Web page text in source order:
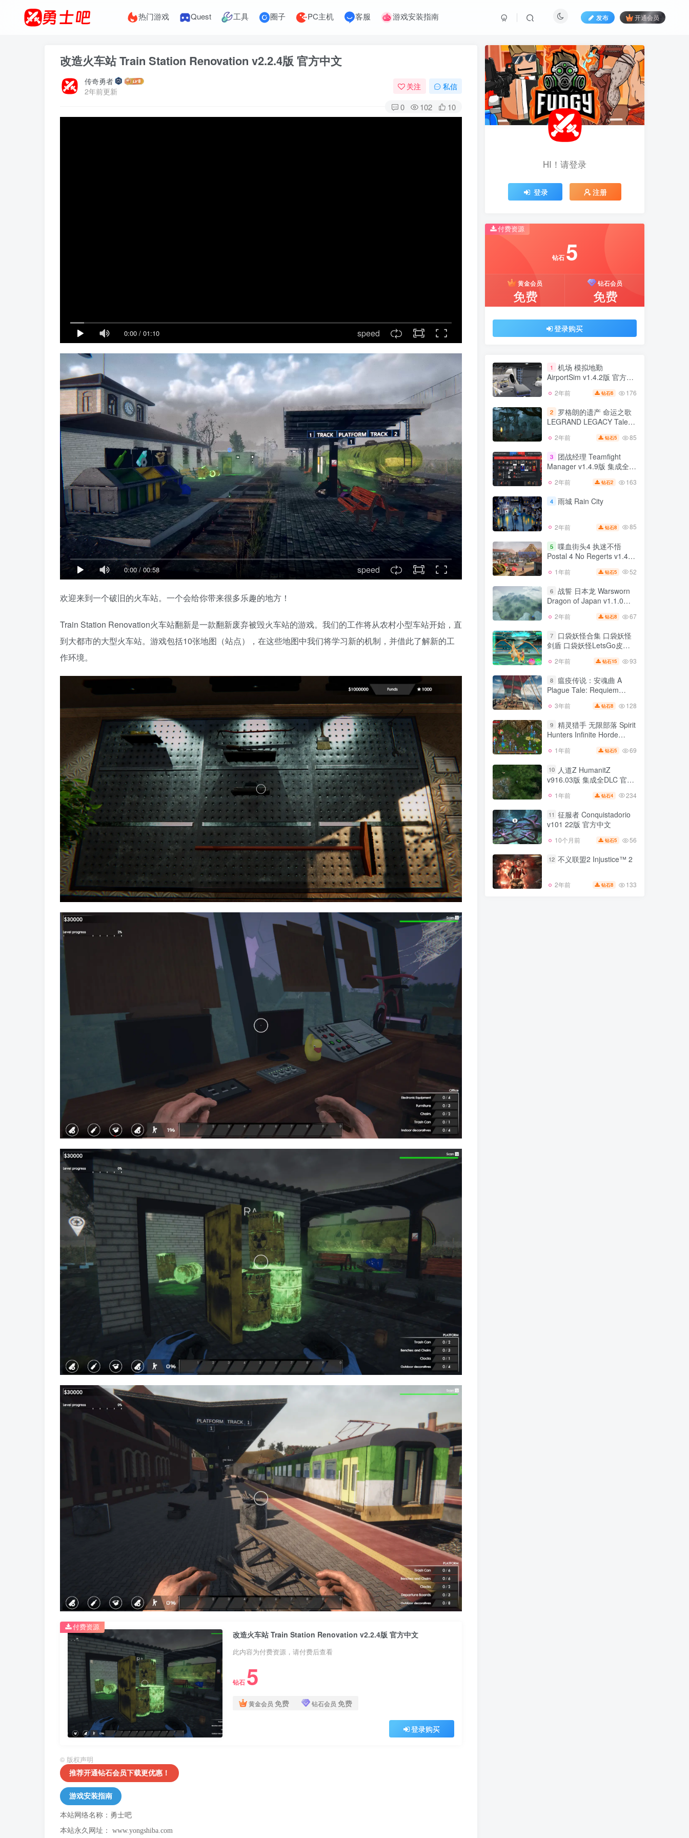
热门游戏 Quest 工具 圈子 PC主机 客服 游戏安装指南 发布 开通会员
改造火车站 Train Station Renovation v2.2.4版 官方中文
传奇勇者
2年前更新
关注 私信
0 102 10
0:00 / 01:10 speed
0:00/00:58 speed
欢迎来到一个破旧的火车站。一个会给你带来很多乐趣的地方！
Train Station Renovation火车站翻新是一款翻新废弃被毁火车站的游戏。我们的工作将从农村小型车站开始，直
到大都市的大型火车站。游戏包括10张地图（站点），在这些地图中我们将学习新的机制，并借此了解新的工
作环境。
改造火车站 Train Station Renovation v2.2.4版 官方中文
此内容为付费资源，请付费后查看
钻石 5
黄金会员 免费 钻石会员 免费
登录购买
付费资源
© 版权声明
推荐开通钻石会员下载更优惠！
游戏安装指南
本站网络名称：勇士吧
本站永久网址： www.yongshiba.com
HI！请登录
登录 注册
付费资源
钻石 5
黄金会员
免费
钻石会员
免费
登录购买
1
机场 模拟地勤
AirportSim v1.4.2版 官方中
2年前 钻石6 176
2
罗格朗的遗产 命运之歌
LEGRAND LEGACY Tale of
the Fatebounds
2年前 钻石5 85
3
团战经理 Teamfight
Manager v1.4.9版 集成全
2年前 钻石2 163
4 雨城 Rain City
2年前 钻石8 85
5 喋血街头4 执迷不悟
Postal 4 No Regerts v1.4.1
1年前 钻石5 52
6 战誓 日本龙 Warsworn
Dragon of Japan v1.1.0版
2年前 钻石8 67
7
口袋妖怪合集 口袋妖怪
剑盾 口袋妖怪LetsGo皮卡
丘伊布 PC模拟器版
2年前 钻石15 93
8 瘟疫传说：安魂曲 A
Plague Tale: Requiem
v1.5.1.0.20230517版|集成
全DLC|官方中文
3年前 钻石8 128
9 精灵猎手 无限部落 Spirit
Hunters Infinite Horde
v1.1.3512版 官方中文
1年前 钻石5 69
10 人道Z HumanitZ
v916.03版 集成全DLC 官方
1年前 钻石4 234
11 征服者 Conquistadorio
v101 22版 官方中文
10个月前 钻石5 56
12 不义联盟2 Injustice™ 2
2年前 钻石8 133
HI！请登录
登录 注册
推荐开通钻石会员下载更优惠！
推荐开通钻石会员下载更优惠！
5
免费 免费
1
机场 模拟地勤
AirportSim v1.4.2版 官方中
文
2年前 钻石6 176
2
罗格朗的遗产 命运之歌
the Fatebounds
2年前 钻石5 85
3
团战经理 Teamfight
DLC 官方中文
4 雨城 Rain City
2年前 钻石 8
5
喋血街头4 执迷不悟
版 官方中文
1年前 钻石5
6
战誓 日本龙 Warsworn
官方中文
2年前 钻石8
7
口袋妖怪合集 口袋妖怪
丘伊布 PC模拟器版
2年前 钻石15
8
瘟疫传说：安魂曲 A
v1.5.1.0.20230517版|集成
全DLC|官方中文
3年前 钻石8
9
精灵猎手 无限部落 Spirit
v1.1.3512版 官方中文
1年前 钻石5
10
人道Z HumanitZ
中文
1年前 钻石
11
征服者 Conquistadorio
12 不义联盟2 Injustice™ 2